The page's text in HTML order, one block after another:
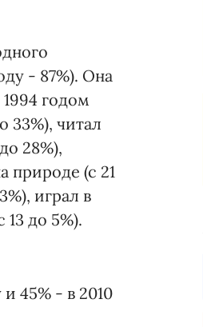
- 87%). Она
годом
33%), читал
28%),
природе (с 21
играл в
до 5%).
45% - в 2010